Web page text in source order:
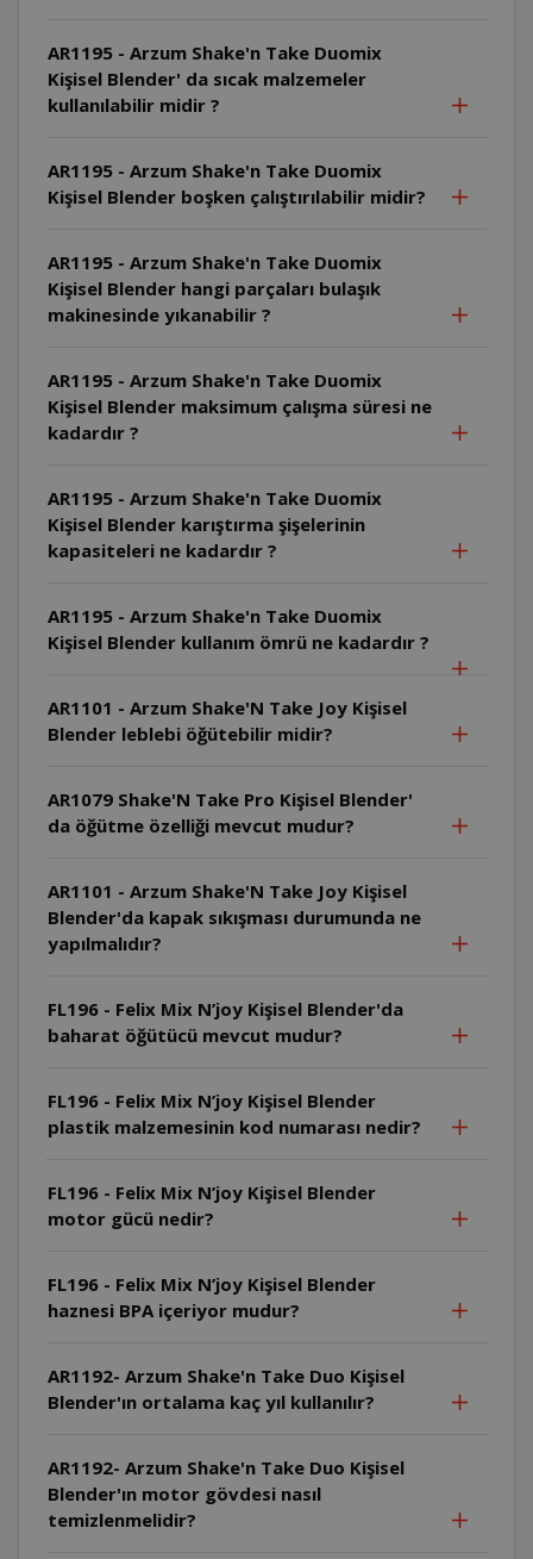
AR1195 - Arzum Shake'n Take Duomix
Kişisel Blender' da sıcak malzemeler
kullanılabilir midir ?
AR1195 - Arzum Shake'n Take Duomix
Kişisel Blender boşken çalıştırılabilir midir?
AR1195 - Arzum Shake'n Take Duomix
Kişisel Blender hangi parçaları bulaşık
makinesinde yıkanabilir ?
AR1195 - Arzum Shake'n Take Duomix
Kişisel Blender maksimum çalışma süresi ne
kadardır ?
AR1195 - Arzum Shake'n Take Duomix
Kişisel Blender karıştırma şişelerinin
kapasiteleri ne kadardır ?
AR1195 - Arzum Shake'n Take Duomix
Kişisel Blender kullanım ömrü ne kadardır ?
AR1101 - Arzum Shake'N Take Joy Kişisel
Blender leblebi öğütebilir midir?
AR1079 Shake'N Take Pro Kişisel Blender'
da öğütme özelliği mevcut mudur?
AR1101 - Arzum Shake'N Take Joy Kişisel
Blender'da kapak sıkışması durumunda ne
yapılmalıdır?
FL196 - Felix Mix N’joy Kişisel Blender'da
baharat öğütücü mevcut mudur?
FL196 - Felix Mix N’joy Kişisel Blender
plastik malzemesinin kod numarası nedir?
FL196 - Felix Mix N’joy Kişisel Blender
motor gücü nedir?
FL196 - Felix Mix N’joy Kişisel Blender
haznesi BPA içeriyor mudur?
AR1192- Arzum Shake'n Take Duo Kişisel
Blender'ın ortalama kaç yıl kullanılır?
AR1192- Arzum Shake'n Take Duo Kişisel
Blender'ın motor gövdesi nasıl
temizlenmelidir?